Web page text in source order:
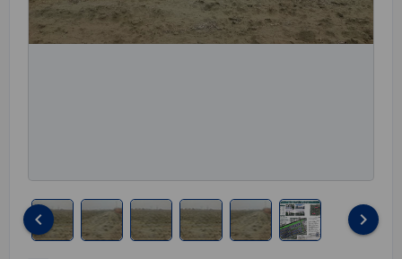
keyboard_arrow_left keyboard_arrow_right